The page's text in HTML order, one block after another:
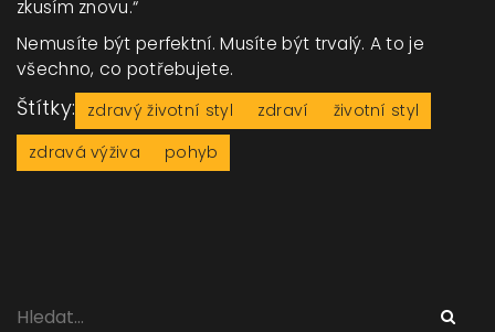
zkusím znovu.“
Nemusíte být perfektní. Musíte být trvalý. A to je
všechno, co potřebujete.
Štítky: zdravý životní styl zdraví
životní styl
zdravá výživa
pohyb